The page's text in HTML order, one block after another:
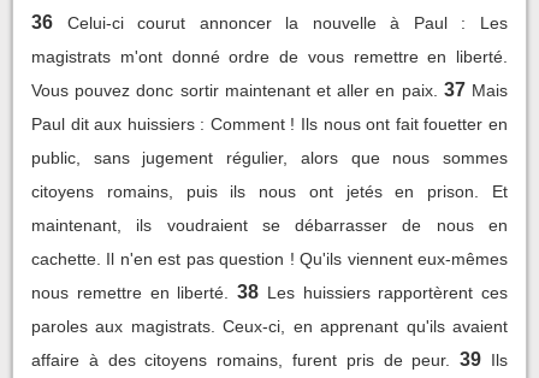
36
Celui-ci courut annoncer la nouvelle à Paul : Les
magistrats m'ont donné ordre de vous remettre en liberté.
Vous pouvez donc sortir maintenant et aller en paix. 37 Mais
Paul dit aux huissiers : Comment ! Ils nous ont fait fouetter en
public, sans jugement régulier, alors que nous sommes
citoyens romains, puis ils nous ont jetés en prison. Et
maintenant, ils voudraient se débarrasser de nous en
cachette. Il n'en est pas question ! Qu'ils viennent eux-mêmes
nous remettre en liberté.
38 Les huissiers rapportèrent ces
paroles aux magistrats. Ceux-ci, en apprenant qu'ils avaient
affaire à des citoyens romains, furent pris de peur.
39 Ils